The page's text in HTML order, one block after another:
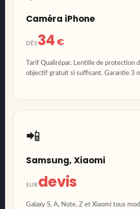
Caméra iPhone
DÈS34 €
Tarif Qualirépar. Lentille de protection
objectif gratuit si suffisant. Garantie 3
📲
Samsung, Xiaomi
SURdevis
Galaxy S, A, Note, Z et Xiaomi tous